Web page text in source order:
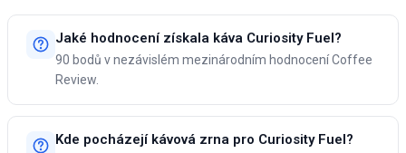
Jaké hodnocení získala káva Curiosity Fuel?
90 bodů v nezávislém mezinárodním hodnocení Coffee
Review.
Kde pocházejí kávová zrna pro Curiosity Fuel?